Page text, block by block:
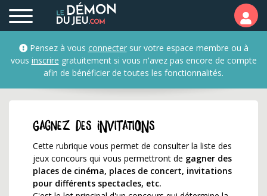
Les jeux concours pour
Pensez à vous connectersur votre espace membre ou à
vous inscrire gratuitement si vous n'avez pas encore de compte
afin de bénéficier de toutes les fonctionnalités.
Gagnez des invitations
Cette rubrique vous permet de consulter la liste des
jeux concours qui vous permettront de gagner des
places de cinéma, places de concert, invitations
pour différents spectacles, etc.